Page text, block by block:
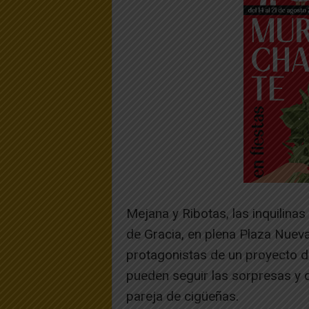
Mejana y Ribotas, las
de Gracia, en plena Plaza
protagonistas de un proyecto
pueden seguir las sorpresas y
pareja de cigüeñas.